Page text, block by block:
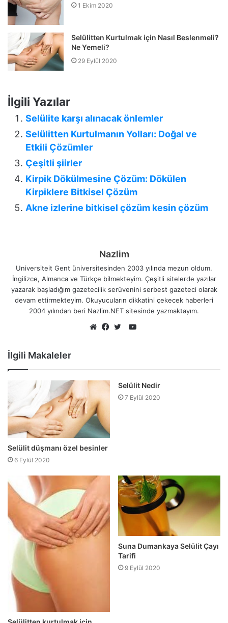
1 Ekim 2020
Selülitten Kurtulmak için Nasıl Beslenmeli?
Ne Yemeli?
29 Eylül 2020
İlgili Yazılar
Selülite karşı alınacak önlemler
Selülitten Kurtulmanın Yolları: Doğal ve
Etkili Çözümler
Çeşitli şiirler
Kirpik Dökülmesine Çözüm: Dökülen
Kirpiklere Bitkisel Çözüm
Akne izlerine bitkisel çözüm kesin çözüm
Nazlim
Universiteit Gent üniversitesinden 2003 yılında mezun oldum.
İngilizce, Almanca ve Türkçe bilmekteyim. Çeşitli sitelerde yazılar
yazarak başladığım gazetecilik serüvenini serbest gazeteci olarak
devam ettirmekteyim. Okuyucuların dikkatini çekecek haberleri
2004 yılından beri Nazlim.NET sitesinde yazmaktayım.
YouTube
İlgili Makaleler
Selülit düşmanı özel besinler
6 Eylül 2020
Selülit Nedir
7 Eylül 2020
Suna Dumankaya Selülit Çayı
Tarifi
9 Eylül 2020